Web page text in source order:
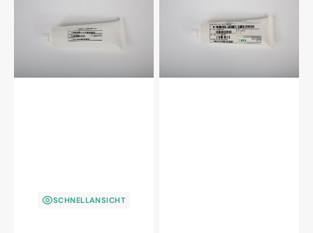
SCHNELLANSICHT